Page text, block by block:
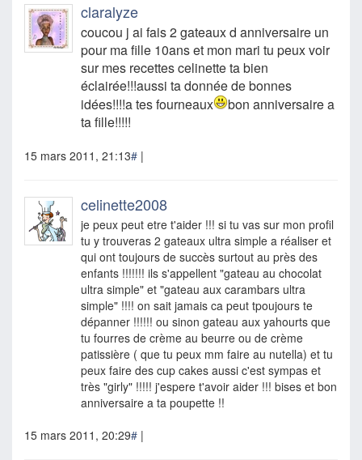
claralyze
coucou j ai fais 2 gateaux d anniversaire un
pour ma fille 10ans et mon mari tu peux voir
sur mes recettes celinette ta bien
éclairée!!!aussi ta donnée de bonnes
idées!!!!a tes fourneaux
bon anniversaire a
ta fille!!!!!
15 mars 2011, 21:13# |
celinette2008
je peux peut etre t'aider !!! si tu vas sur mon profil
tu y trouveras 2 gateaux ultra simple a réaliser et
qui ont toujours de succès surtout au près des
enfants !!!!!!! ils s'appellent "gateau au chocolat
ultra simple" et "gateau aux carambars ultra
simple" !!!! on sait jamais ca peut tpoujours te
dépanner !!!!!! ou sinon gateau aux yahourts que
tu fourres de crème au beurre ou de crème
patissière ( que tu peux mm faire au nutella) et tu
peux faire des cup cakes aussi c'est sympas et
très "girly" !!!!! j'espere t'avoir aider !!! bises et bon
anniversaire a ta poupette !!
15 mars 2011, 20:29# |